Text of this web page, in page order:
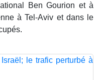
Ben Gourion et à
à Tel-Aviv et dans le